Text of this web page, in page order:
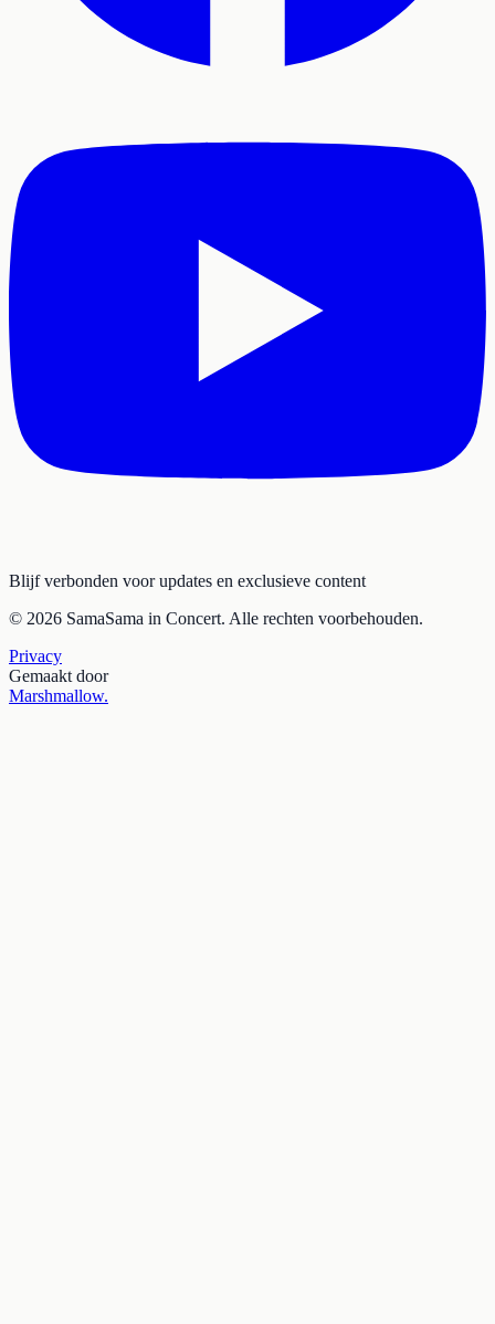
Blijf verbonden voor updates en exclusieve content
© 2026 SamaSama in Concert. Alle rechten voorbehouden.
Privacy
Gemaakt door
Marshmallow.